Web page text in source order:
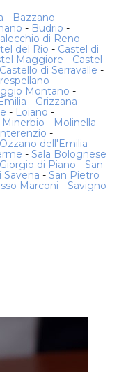
- Bazzano -
- Budrio -
di Reno -
del Rio - Castel di
Maggiore - Castel
Castello di Serravalle -
-
Montano -
- Grizzana
- Loiano -
Minerbio - Molinella -
-
Ozzano dell'Emilia -
- Sala Bolognese
di Piano - San
Savena - San Pietro
Marconi - Savigno